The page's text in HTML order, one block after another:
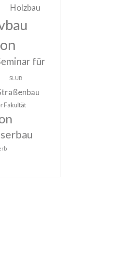
Holzbau
für
SLUB
Fakultät